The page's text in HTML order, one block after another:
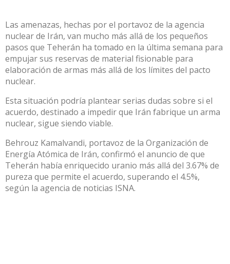
Las amenazas, hechas por el portavoz de la agencia
nuclear de Irán, van mucho más allá de los pequeños
pasos que Teherán ha tomado en la última semana para
empujar sus reservas de material fisionable para
elaboración de armas más allá de los límites del pacto
nuclear.
Esta situación podría plantear serias dudas sobre si el
acuerdo, destinado a impedir que Irán fabrique un arma
nuclear, sigue siendo viable.
Behrouz Kamalvandi, portavoz de la Organización de
Energía Atómica de Irán, confirmó el anuncio de que
Teherán había enriquecido uranio más allá del 3.67% de
pureza que permite el acuerdo, superando el 4.5%,
según la agencia de noticias ISNA.